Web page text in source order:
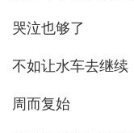
哭泣也够了
不如让水车去继续
周而复始